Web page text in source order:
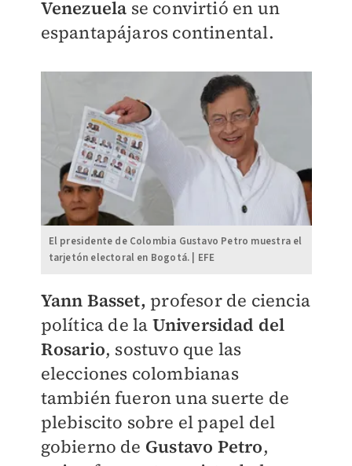
Venezuela se convirtió en un
espantapájaros continental.
El presidente de Colombia Gustavo Petro muestra el
tarjetón electoral en Bogotá. | EFE
Yann Basset, profesor de ciencia
política de la Universidad del
Rosario, sostuvo que las
elecciones colombianas
también fueron una suerte de
plebiscito sobre el papel del
gobierno de Gustavo Petro,